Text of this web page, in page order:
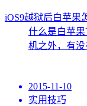
iOS9越狱后白苹果
什么是白苹
机之外，有没
2015-11-10
实用技巧